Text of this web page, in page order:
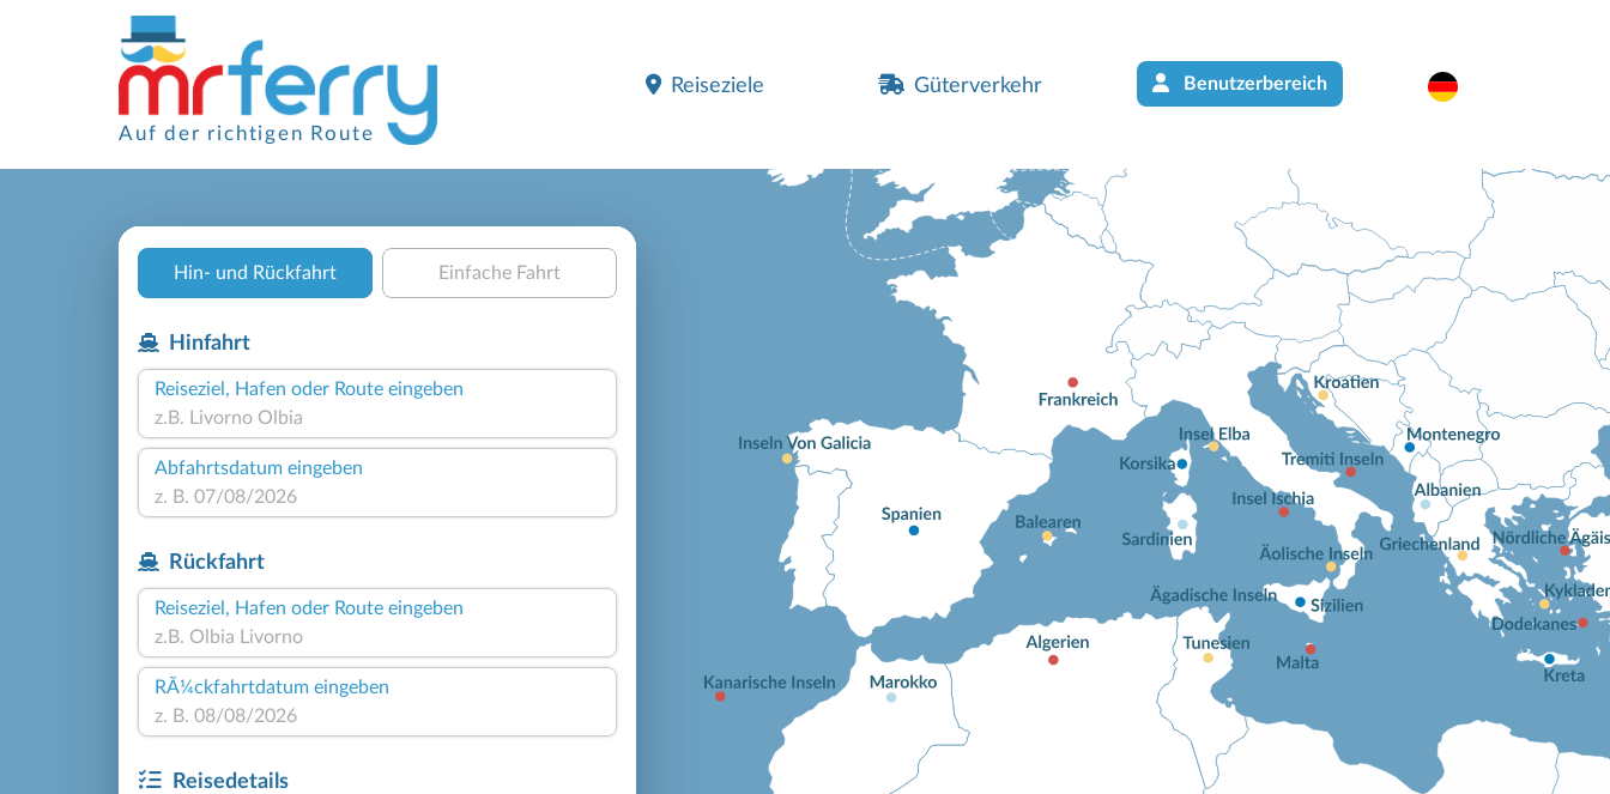
Auf der richtigen Route
Reiseziele Güterverkehr Benutzerbereich
Hin- und Rückfahrt Einfache Fahrt
Hinfahrt
Reiseziel, Hafen oder Route eingeben
Abfahrtsdatum eingeben
Rückfahrt
Reiseziel, Hafen oder Route eingeben
RÃ¼ckfahrtdatum eingeben
Reisedetails